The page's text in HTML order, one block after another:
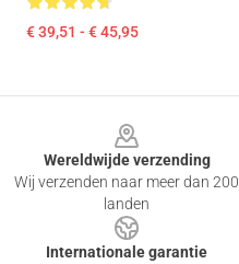
€ 39,51 - € 45,95
Wereldwijde verzending
Wij verzenden naar meer dan 200
landen
Internationale garantie